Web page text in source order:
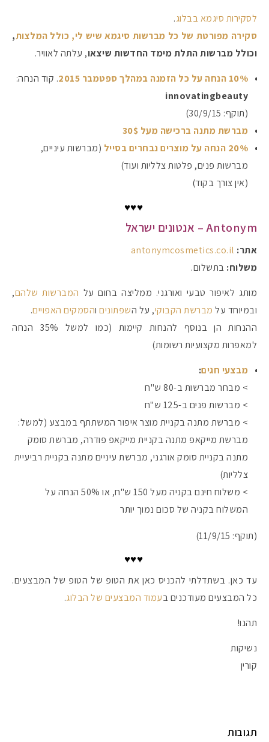
לסקירות סיגמא בבלוג.
סקירה מפורטת של כל מברשות סיגמא שיש לי, כולל המלצות,
וכולל מברשות התלת מימד החדשות שיצאו, עלתה לאוויר.
10% הנחה על כל הזמנה במהלך ספטמבר 2015
. קוד הנחה:
innovatingbeauty
(תוקף: 30/9/15)
מברשת מתנה ברכישה מעל 30$
20% הנחה על מוצרים נבחרים בסייל
(מברשות עיניים,
מברשות פנים, פלטות צלליות ועוד)
(אין צורך בקוד)
♥♥♥
Antonym – אנטונים ישראל
אתר: antonymcosmetics.co.il
משלוח: בתשלום.
מותג לאיפור טבעי ואורגני. ממליצה בחום על המברשות שלהם,
ובמיוחד על מברשת הקבוקי, על השפתונים והסמקים האפויים.
ההנחות הן בנוסף להנחות קיימות (כמו למשל 35% הנחה
למאפרות מקצועיות רשומות)
מבצעי חגים:
> מבחר מברשות ב-80 ש"ח
> מברשות פנים ב-125 ש"ח
> מברשת מתנה בקניית מוצר איפור המשתתף במבצע (למשל:
מברשת מייקאפ מתנה בקניית מייקאפ פודרה, מברשת סומק
מתנה בקניית סומק אורגני, מברשת עיניים מתנה בקניית רביעיית
צלליות)
> משלוח חינם בקניה מעל 150 ש"ח, או 50% הנחה על
המשלוח בקניה של סכום נמוך יותר
(תוקף: 11/9/15)
♥♥♥
עד כאן. בשתדלתי להכניס כאן את הטופ של הטופ של המבצעים.
כל המבצעים מעודכנים בעמוד המבצעים של הבלוג.
תהנו!
נשיקות
קורין
תגובות